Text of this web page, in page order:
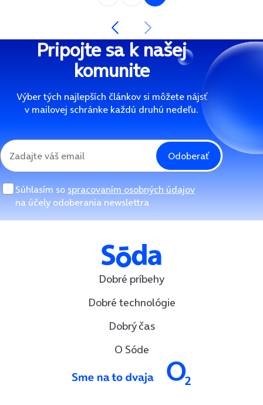
Predchádzajúca strana
Nasledujúca strana
Pripojte sa k našej
komunite
Výber tých najlepších článkov si môžete nájsť
v mailovej schránke každú druhú nedeľu.
Odoberať
Súhlasím so spracovaním osobných údajov
na účely odoberania newslettra
Dobré príbehy
Dobré technológie
Dobrý čas
O Sóde